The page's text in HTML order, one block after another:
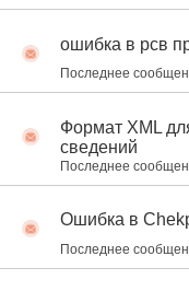
ошибка в рсв
Последнее
Формат XML
сведений
Последнее
Ошибка в
Последнее